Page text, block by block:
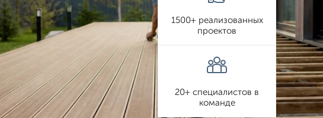
1500+ реализованных
проектов
20+ специалистов в
команде